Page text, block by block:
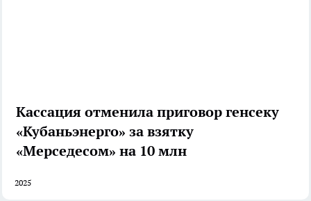
Кассация отменила приговор генсеку
«Кубаньэнерго» за взятку
«Мерседесом» на 10 млн
2025